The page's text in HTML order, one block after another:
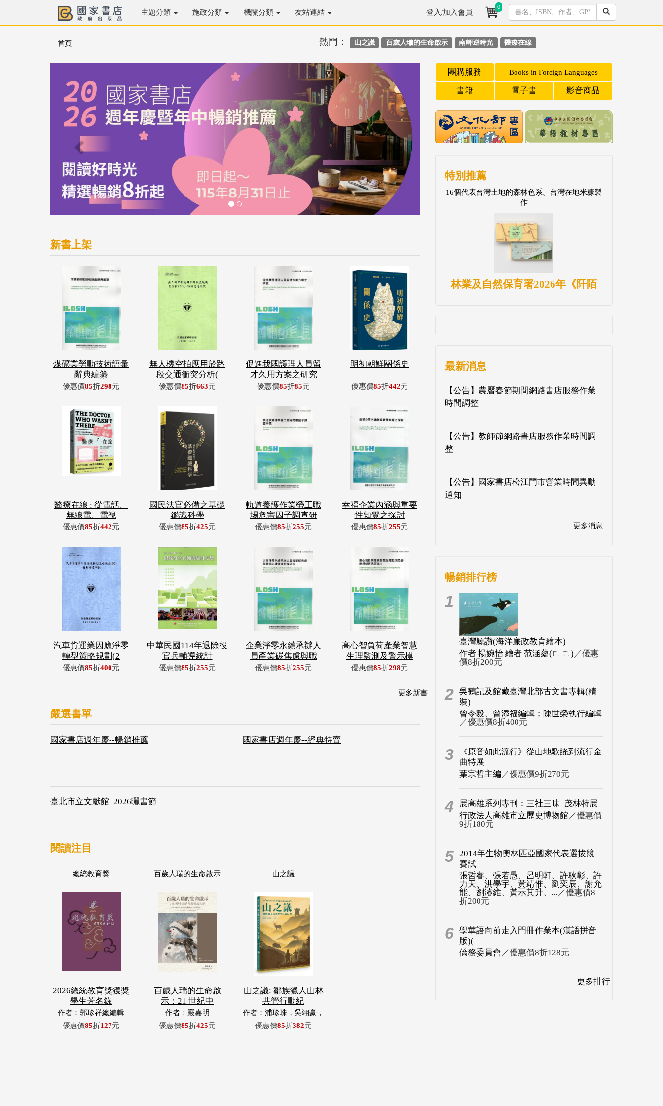
主題分類 施政分類 機關分類 友站連結 登入/加入會員
0
首頁 熱門： 山之議 百歲人瑞的生命啟示 南岬逆時光 醫療在線
新書上架
煤礦業勞動技術語彙
辭典編纂
優惠價85折298元
無人機空拍應用於路
段交通衝突分析(
優惠價85折663元
促進我國護理人員留
才久用方案之研究
優惠價85折85元
明初朝鮮關係史
優惠價85折442元
醫療在線 : 從電話、
無線電、電視
優惠價85折442元
國民法官必備之基礎
鑑識科學
優惠價85折425元
軌道養護作業勞工職
場危害因子調查研
優惠價85折255元
幸福企業內涵與重要
性知覺之探討
優惠價85折255元
汽車貨運業因應淨零
轉型策略規劃(2
優惠價85折400元
中華民國114年退除役
官兵輔導統計
優惠價85折255元
企業淨零永續承辦人
員產業碳焦慮與職
優惠價85折255元
高心智負荷產業智慧
生理監測及警示模
優惠價85折298元
更多新書
嚴選書單
國家書店週年慶--暢銷推薦 國家書店週年慶--經典特賣
臺北市立文獻館_2026曬書節
閱讀注目
總統教育獎
2026總統教育獎獲獎
學生芳名錄
作者：郭珍祥總編輯
優惠價85折127元
百歲人瑞的生命啟示
百歲人瑞的生命啟
示：21 世紀中
作者：嚴嘉明
優惠價85折425元
山之議
山之議: 鄒族獵人山林
共管行動紀
作者：浦珍珠，吳翊豪，
呂翊齊，張惠東，許玉
優惠價85折382元
團購服務 Books in Foreign Languages
書籍 電子書 影音商品
特別推薦
16個代表台灣土地的森林色系。台灣在地米糠製
作
林業及自然保育署2026年《阡陌
最新消息
【公告】農曆春節期間網路書店服務作業
時間調整
【公告】教師節網路書店服務作業時間調
整
【公告】國家書店松江門市營業時間異動
通知
更多消息
暢銷排行榜
1
臺灣鯨讚(海洋廉政教育繪本)
作者 楊婉怡 繪者 范涵蘊(ㄈ ㄈ) ／優惠
價8折200元
2 吳鶴記及館藏臺灣北部古文書專輯(精
裝)
曾令毅、曾添福編輯；陳世榮執行編輯
／優惠價8折400元
3
《原音如此流行》從山地歌謠到流行金
曲特展
葉宗哲主編 ／優惠價9折270元
4
展高雄系列專刊：三社三味–茂林特展
行政法人高雄市立歷史博物館／優惠價
9折180元
5 2014年生物奧林匹亞國家代表選拔競
賽試
張哲睿、張若愚、呂明軒、許耿彰、許
力天、洪學宇、黃靖惟、劉奕辰、謝允
能、劉濬維、黃示其升、... ／優惠價8
折200元
6 學華語向前走入門冊作業本(漢語拼音
版)(
僑務委員會 ／優惠價8折128元
更多排行